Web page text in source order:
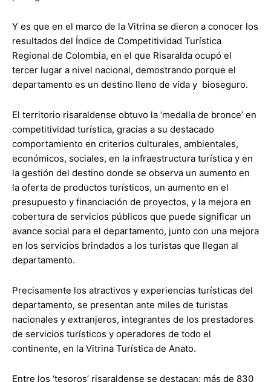
Y es que en el marco de la Vitrina se dieron a conocer los
resultados del Índice de Competitividad Turística
Regional de Colombia, en el que Risaralda ocupó el
tercer lugar a nivel nacional, demostrando porque el
departamento es un destino lleno de vida y bioseguro.
El territorio risaraldense obtuvo la ‘medalla de bronce’ en
competitividad turística, gracias a su destacado
comportamiento en criterios culturales, ambientales,
económicos, sociales, en la infraestructura turística y en
la gestión del destino donde se observa un aumento en
la oferta de productos turísticos, un aumento en el
presupuesto y financiación de proyectos, y la mejora en
cobertura de servicios públicos que puede significar un
avance social para el departamento, junto con una mejora
en los servicios brindados a los turistas que llegan al
departamento.
Precisamente los atractivos y experiencias turísticas del
departamento, se presentan ante miles de turistas
nacionales y extranjeros, integrantes de los prestadores
de servicios turísticos y operadores de todo el
continente, en la Vitrina Turística de Anato.
Entre los ‘tesoros’ risaraldense se destacan: más de 830